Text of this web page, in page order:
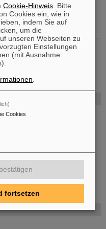
FAIR.
Berichte SIS100/SIS18
Cookie-Hinweis . Bitte
Cookies ein, wie in
indem Sie auf
um die
unseren Webseiten zu
Einstellungen
(mit Ausnahme
Cookies
fortsetzen